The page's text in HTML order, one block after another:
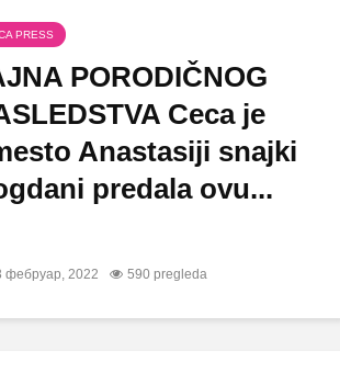
PRESS
PORODIČNOG
Ceca je
Anastasiji snajki
predala ovu...
фебруар, 2022 590 pregleda